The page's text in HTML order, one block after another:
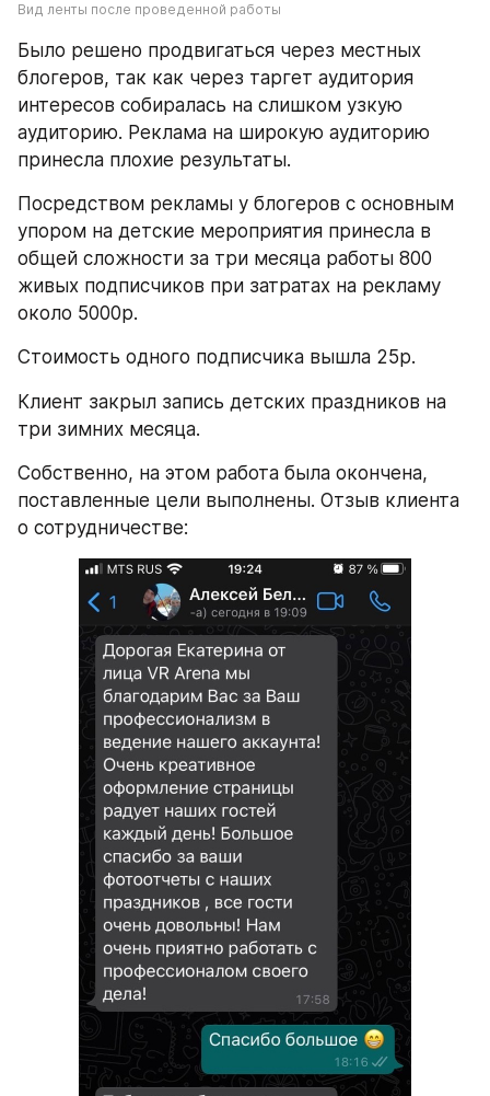
Вид ленты после проведенной работы
Было решено продвигаться через местных
блогеров, так как через таргет аудитория
интересов собиралась на слишком узкую
аудиторию. Реклама на широкую аудиторию
принесла плохие результаты.
Посредством рекламы у блогеров с основным
упором на детские мероприятия принесла в
общей сложности за три месяца работы 800
живых подписчиков при затратах на рекламу
около 5000р.
Стоимость одного подписчика вышла 25р.
Клиент закрыл запись детских праздников на
три зимних месяца.
Собственно, на этом работа была окончена,
поставленные цели выполнены. Отзыв клиента
о сотрудничестве: